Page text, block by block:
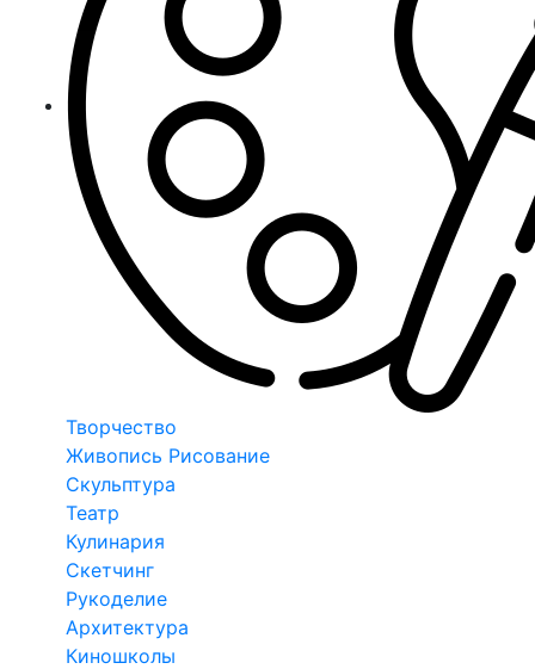
Творчество
Живопись Рисование
Скульптура
Театр
Кулинария
Скетчинг
Рукоделие
Архитектура
Киношколы